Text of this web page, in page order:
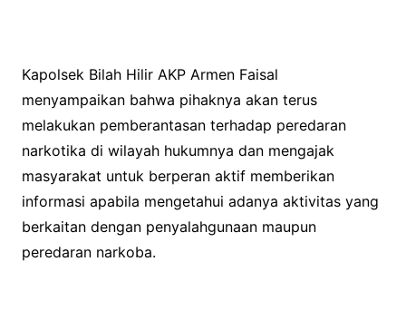
Kapolsek Bilah Hilir AKP Armen Faisal
menyampaikan bahwa pihaknya akan terus
melakukan pemberantasan terhadap peredaran
narkotika di wilayah hukumnya dan mengajak
masyarakat untuk berperan aktif memberikan
informasi apabila mengetahui adanya aktivitas yang
berkaitan dengan penyalahgunaan maupun
peredaran narkoba.